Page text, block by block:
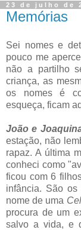
23 de julho de
Memórias
Sei nomes e
pouco me
não a partilho
criança, as
os nomes é
esqueça, ficam
João e
estação, não
rapaz. A última
conheci como
ficou com 6
infância. São
nome de uma
procura de um
salvo a vida, e